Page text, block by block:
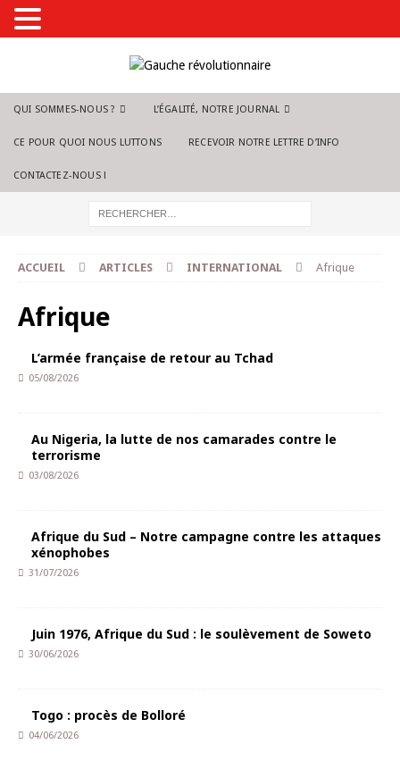
QUI SOMMES-NOUS ? L’ÉGALITÉ, NOTRE JOURNAL
CE POUR QUOI NOUS LUTTONS RECEVOIR NOTRE LETTRE D’INFO
CONTACTEZ-NOUS !
ACCUEIL ARTICLES INTERNATIONAL Afrique
Afrique
L’armée française de retour au Tchad
05/08/2026
Au Nigeria, la lutte de nos camarades contre le
terrorisme
03/08/2026
Afrique du Sud – Notre campagne contre les attaques
xénophobes
31/07/2026
Juin 1976, Afrique du Sud : le soulèvement de Soweto
30/06/2026
Togo : procès de Bolloré
04/06/2026